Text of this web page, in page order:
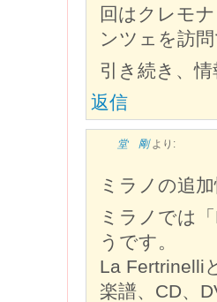
回はクレモ
ンツェを訪
引き続き、
返信
堂 剛 より:
ミラノの追
ミラノでは
うです。
La Fertrinelli
楽譜、CD、